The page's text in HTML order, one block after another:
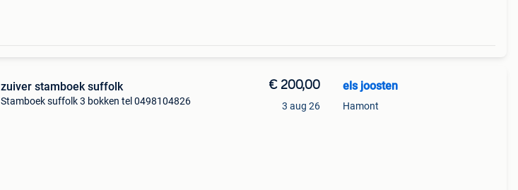
zuiver stamboek suffolk
Stamboek suffolk 3 bokken tel 0498104826
€ 200,00
3 aug 26
els joosten
Hamont